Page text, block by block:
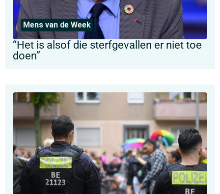
Mens van de Week
“Het is alsof die sterfgevallen er niet toe
doen”